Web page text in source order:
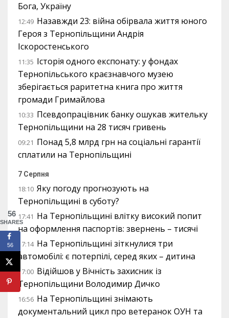
Бога, Україну
12:49 Назавжди 23: війна обірвала життя юного
Героя з Тернопільщини Андрія
Іскоростенського
11:35 Історія одного експонату: у фондах
Тернопільського краєзнавчого музею
зберігається раритетна книга про життя
громади Гримайлова
10:33 Псевдопрацівник банку ошукав жительку
Тернопільщини на 28 тисяч гривень
09:21 Понад 5,8 млрд грн на соціальні гарантії
сплатили на Тернопільщині
7 Серпня
18:10 Яку погоду прогнозують на
Тернопільщині в суботу?
17:41 На Тернопільщині влітку високий попит
на оформлення паспортів: звернень – тисячі
17:14 На Тернопільщині зіткнулися три
автомобілі: є потерпілі, серед яких – дитина
17:00 Відійшов у Вічність захисник із
Тернопільщини Володимир Дичко
16:56 На Тернопільщині знімають
документальний цикл про ветеранок ОУН та
56
SHARES
56